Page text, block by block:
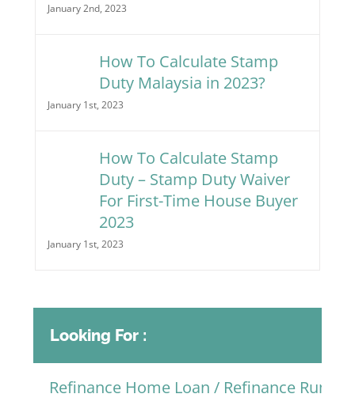
January 2nd, 2023
How To Calculate Stamp
Duty Malaysia in 2023?
January 1st, 2023
How To Calculate Stamp
Duty – Stamp Duty Waiver
For First-Time House Buyer
2023
January 1st, 2023
Looking For :
Refinance Home Loan / Refinance Rumah